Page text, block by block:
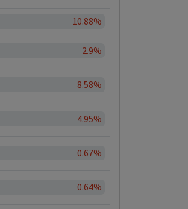
10.88%
2.9%
8.58%
4.95%
0.67%
0.64%